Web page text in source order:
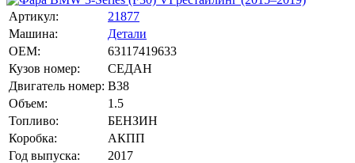
Артикул:
21877
Машина:
Детали
OEM:
63117419633
Кузов номер:
СЕДАН
Двигатель номер: B38
Объем:
1.5
Топливо:
БЕНЗИН
Коробка:
АКПП
Год выпуска:
2017